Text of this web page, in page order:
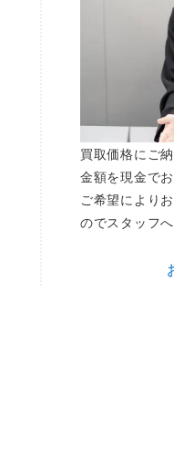
買取価格にご
金額を現金で
ご希望により
のでスタッフ